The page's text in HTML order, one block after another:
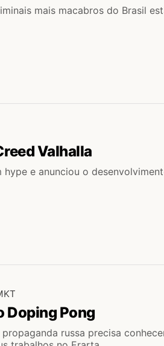
mais macabros do Brasil
Valhalla
e anunciou o
Doping Pong
russa precisa